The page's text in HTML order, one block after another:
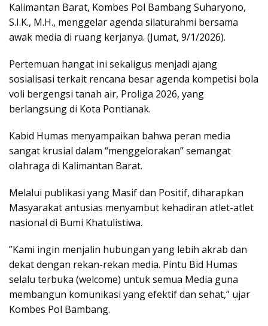
Kalimantan Barat, Kombes Pol Bambang Suharyono,
S.I.K., M.H., menggelar agenda silaturahmi bersama
awak media di ruang kerjanya. (Jumat, 9/1/2026).
​Pertemuan hangat ini sekaligus menjadi ajang
sosialisasi terkait rencana besar agenda kompetisi bola
voli bergengsi tanah air, Proliga 2026, yang
berlangsung di Kota Pontianak.
​Kabid Humas menyampaikan bahwa peran media
sangat krusial dalam “menggelorakan” semangat
olahraga di Kalimantan Barat.
Melalui publikasi yang Masif dan Positif, diharapkan
Masyarakat antusias menyambut kehadiran atlet-atlet
nasional di Bumi Khatulistiwa.
​”Kami ingin menjalin hubungan yang lebih akrab dan
dekat dengan rekan-rekan media. Pintu Bid Humas
selalu terbuka (welcome) untuk semua Media guna
membangun komunikasi yang efektif dan sehat,” ujar
Kombes Pol Bambang.